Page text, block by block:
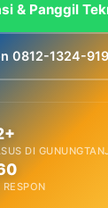
& Panggil
0812-1324-
DI